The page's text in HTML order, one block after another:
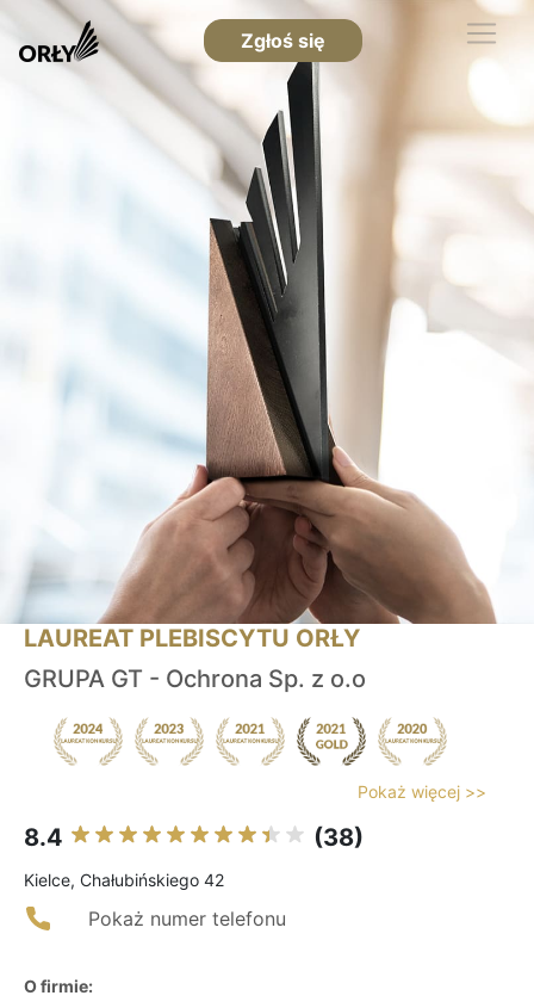
Zgłoś się
LAUREAT PLEBISCYTU ORŁY
GRUPA GT - Ochrona Sp. z o.o
Pokaż więcej >>
8.4 (38)
Kielce, Chałubińskiego 42
Pokaż numer telefonu
O firmie: